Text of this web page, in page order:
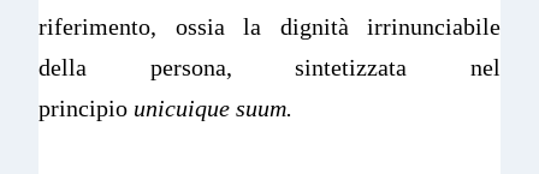
riferimento, ossia la dignità irrinunciabile
della persona, sintetizzata nel
principio unicuique suum.